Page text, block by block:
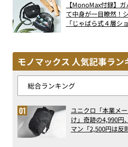
【MonoMax付録】
て中身が一目瞭然！
「じゃばら式４層シ
モノマックス 人気記事ラン
ユニクロ「本業メ
け」奇跡の4,990円
マン「2,500円は反